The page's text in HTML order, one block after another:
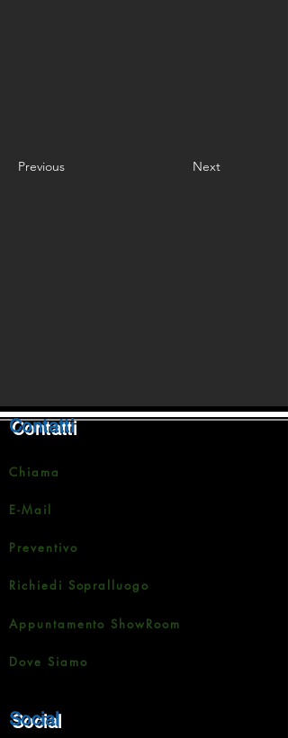
Previous Next
Contatti
Chiama
E-Mail
Preventivo
Richiedi Sopralluogo
Appuntamento ShowRoom
Dove Siamo
Social